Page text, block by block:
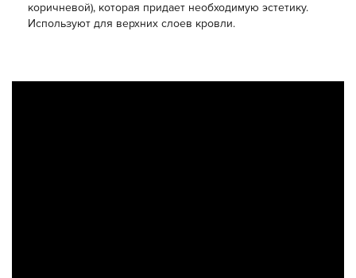
коричневой), которая придает необходимую эстетику.
Используют для верхних слоев кровли.